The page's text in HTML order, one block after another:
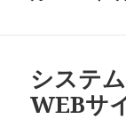
システ
WEBサ